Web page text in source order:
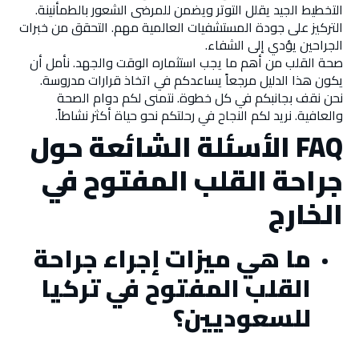
التخطيط الجيد يقلل التوتر ويضمن للمرضى الشعور بالطمأنينة.
التركيز على جودة المستشفيات العالمية مهم. التحقق من خبرات
الجراحين يؤدي إلى الشفاء.
صحة القلب من أهم ما يجب استثماره الوقت والجهد. نأمل أن
يكون هذا الدليل مرجعاً يساعدكم في اتخاذ قرارات مدروسة.
نحن نقف بجانبكم في كل خطوة. نتمنى لكم دوام الصحة
والعافية. نريد لكم النجاح في رحلتكم نحو حياة أكثر نشاطاً.
FAQالأسئلة الشائعة حول
جراحة القلب المفتوح في
الخارج
ما هي ميزات إجراء جراحة
القلب المفتوح في تركيا
للسعوديين؟